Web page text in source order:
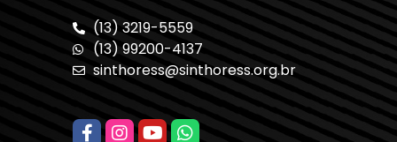
(13) 3219-5559
(13) 99200-4137
sinthoress@sinthoress.org.br